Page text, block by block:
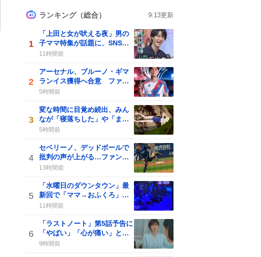
ランキング（総合） 9:13更新
1
「上田と女が吠える夜」男の
子ママ特集が話題に、SNSで
共感の声が続く
11時間前
2
アーセナル、ブルーノ・ギマ
ランイス獲得へ合意 ファン
歓喜の声が広がる
5時間前
3
変な時間に目覚め続出、みん
なが「寝落ちした」や「また
起きた」感想を連投
5時間前
4
セベリーノ、デッドボールで
批判の声が上がる…ファンは
「ガッツポーズはやめて」
13時間前
5
「水曜日のダウンタウン」最
新回で「ママ→おふくろ」飛
び級説と「怖いと面白い」表
「凄すぎ」と歓喜
11時間前
6
「ラストノート」第5話予告に
「やばい」「心が痛い」との
声も、一部で期待が高まる
9時間前